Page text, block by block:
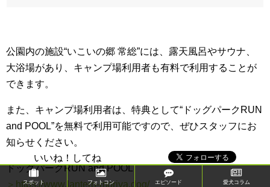
いいね！してね
公園内の施設“いこいの郷 常総”には、露天風呂やサウナ、
大浴場があり、キャンプ場利用者も有料で利用することが
できます。
また、キャンプ場利用者は、特典として“ドッグパークRUN
and POOL”を無料で利用可能ですので、ぜひスタッフにお
知らせください。
ドッグパークRUN and POOL
＞https://www.lantern-moriya.dog/
スポット フォトコン エピソード 愛犬コラム